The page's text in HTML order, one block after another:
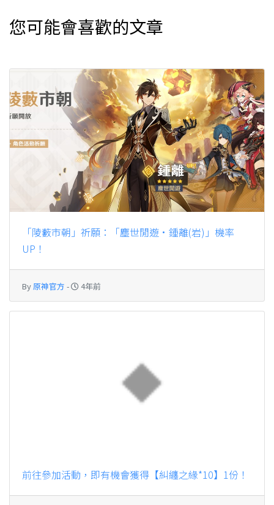
您可能會喜歡的文章
「陵藪市朝」祈願：「塵世閒遊·鍾離(岩)」機率
UP！
By 原神官方 - 4年前
前往參加活動，即有機會獲得【糾纏之緣*10】1份！